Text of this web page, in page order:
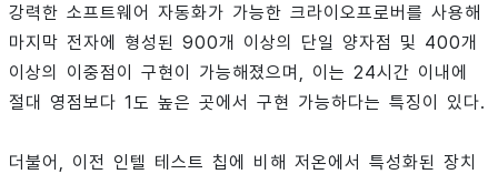
강력한 소프트웨어 자동화가 가능한 크라이오프로버를 사용해
마지막 전자에 형성된 900개 이상의 단일 양자점 및 400개
이상의 이중점이 구현이 가능해졌으며, 이는 24시간 이내에
절대 영점보다 1도 높은 곳에서 구현 가능하다는 특징이 있다.
더불어, 이전 인텔 테스트 칩에 비해 저온에서 특성화된 장치